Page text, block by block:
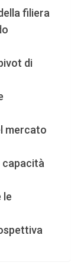
filiera
di
mercato
le